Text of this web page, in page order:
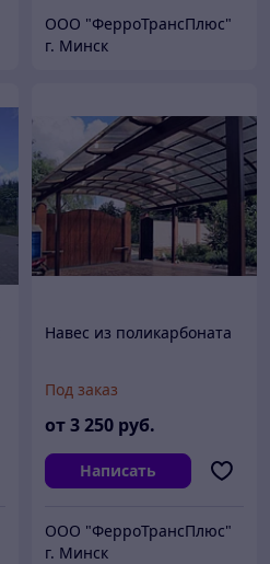
ООО "ФерроТрансПлюс"
г. Минск
Навес из поликарбоната
Под заказ
от3 250 руб.
Написать
ООО "ФерроТрансПлюс"
г. Минск